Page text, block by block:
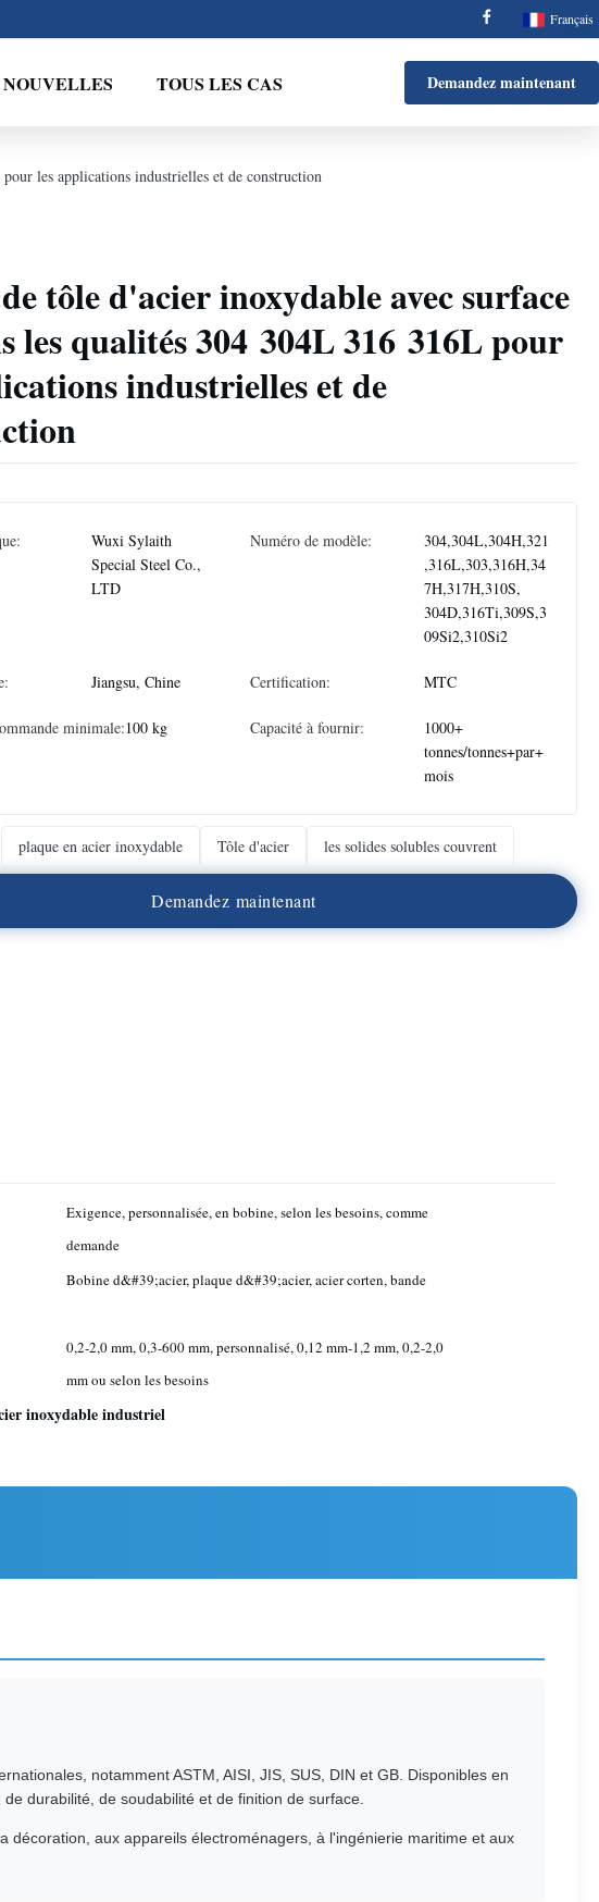
Français
NOUVELLES TOUS LES CAS Demandez maintenant
les applications industrielles et de construction
tôle d'acier inoxydable avec surface
les qualités 304 304L 316 316L pour
industrielles et de
Wuxi Sylaith
Special Steel Co.,
LTD
Numéro de modèle:
304,304L,304H,321
,316L,303,316H,34
7H,317H,310S,
304D,316Ti,309S,3
09Si2,310Si2
Jiangsu, Chine Certification: MTC
minimale:100 kg Capacité à fournir:
1000+
tonnes/tonnes+par+
mois
plaque en acier inoxydable Tôle d'acier les solides solubles couvrent
Demandez maintenant
Exigence, personnalisée, en bobine, selon les besoins, comme
demande
Bobine d&#39;acier, plaque d&#39;acier, acier corten, bande
0,2-2,0 mm, 0,3-600 mm, personnalisé, 0,12 mm-1,2 mm, 0,2-2,0
mm ou selon les besoins
inoxydable industriel
notamment ASTM, AISI, JIS, SUS, DIN et GB. Disponibles en
durabilité, de soudabilité et de finition de surface.
aux appareils électroménagers, à l'ingénierie maritime et aux